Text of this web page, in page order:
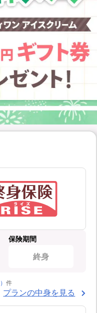
保険期間
終身
） 件
プランの中身を見る